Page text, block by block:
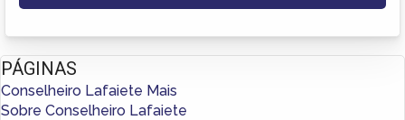
PÁGINAS
Conselheiro Lafaiete Mais
Sobre Conselheiro Lafaiete